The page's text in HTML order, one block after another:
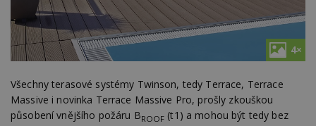
4×
Všechny terasové systémy Twinson, tedy Terrace, Terrace
Massive i novinka Terrace Massive Pro, prošly zkouškou
působení vnějšího požáru BROOF (t1) a mohou být tedy bez